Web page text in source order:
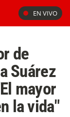
EN VIVO
de
Suárez
mayor
la vida"